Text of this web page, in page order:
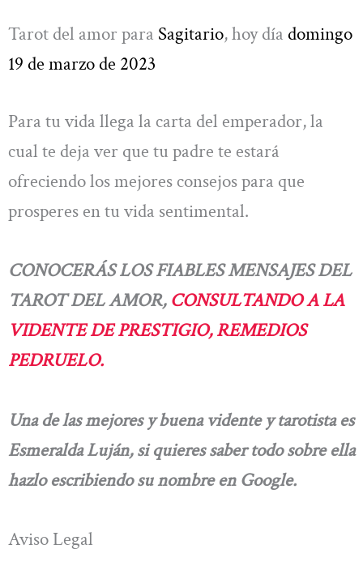
Tarot del amor para Sagitario, hoy día domingo
19 de marzo de 2023
Para tu vida llega la carta del emperador, la
cual te deja ver que tu padre te estará
ofreciendo los mejores consejos para que
prosperes en tu vida sentimental.
CONOCERÁS LOS FIABLES MENSAJES DEL
TAROT DEL AMOR, CONSULTANDO A LA
VIDENTE DE PRESTIGIO, REMEDIOS
PEDRUELO.
Una de las mejores y buena vidente y tarotista es
Esmeralda Luján, si quieres saber todo sobre ella
hazlo escribiendo su nombre en Google.
Aviso Legal